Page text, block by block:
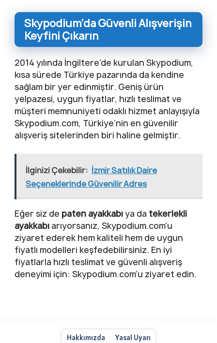
Skypodium’da Güvenli Alışverişin
Keyfini Çıkarın
2014 yılında İngiltere’de kurulan Skypodium,
kısa sürede Türkiye pazarında da kendine
sağlam bir yer edinmiştir. Geniş ürün
yelpazesi, uygun fiyatlar, hızlı teslimat ve
müşteri memnuniyeti odaklı hizmet anlayışıyla
Skypodium.com, Türkiye’nin en güvenilir
alışveriş sitelerinden biri haline gelmiştir.
İlginizi Çekebilir: İzmir Satılık Daire
Seçeneklerinde Güvenilir Adres
Eğer siz de paten ayakkabıya da tekerlekli
ayakkabı arıyorsanız, Skypodium.com’u
ziyaret ederek hem kaliteli hem de uygun
fiyatlı modelleri keşfedebilirsiniz. En iyi
fiyatlarla hızlı teslimat ve güvenli alışveriş
deneyimi için: Skypodium.com’u ziyaret edin.
Hakkımızda Yasal Uyarı